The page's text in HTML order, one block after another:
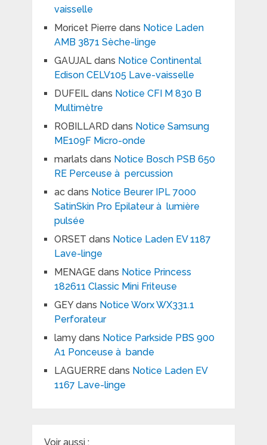
vaisselle
Moricet Pierre dans Notice Laden
AMB 3871 Sèche-linge
GAUJALdans Notice Continental
Edison CELV105 Lave-vaisselle
DUFEILdans Notice CFI M 830 B
Multimètre
ROBILLARD dans Notice Samsung
ME109F Micro-onde
marlats dans Notice Bosch PSB 650
RE Perceuse à percussion
acdans Notice Beurer IPL 7000
SatinSkin Pro Epilateur à lumière
pulsée
ORSET dans Notice Laden EV 1187
Lave-linge
MENAGEdans Notice Princess
182611 Classic Mini Friteuse
GEYdans Notice Worx WX331.1
Perforateur
lamydans Notice Parkside PBS 900
A1 Ponceuse à bande
LAGUERREdans Notice Laden EV
1167 Lave-linge
Voir aussi :